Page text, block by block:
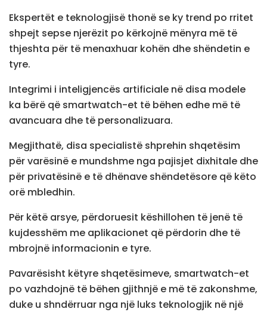
Ekspertët e teknologjisë thonë se ky trend po rritet
shpejt sepse njerëzit po kërkojnë mënyra më të
thjeshta për të menaxhuar kohën dhe shëndetin e
tyre.
Integrimi i inteligjencës artificiale në disa modele
ka bërë që smartwatch-et të bëhen edhe më të
avancuara dhe të personalizuara.
Megjithatë, disa specialistë shprehin shqetësim
për varësinë e mundshme nga pajisjet dixhitale dhe
për privatësinë e të dhënave shëndetësore që këto
orë mbledhin.
Për këtë arsye, përdoruesit këshillohen të jenë të
kujdesshëm me aplikacionet që përdorin dhe të
mbrojnë informacionin e tyre.
Pavarësisht këtyre shqetësimeve, smartwatch-et
po vazhdojnë të bëhen gjithnjë e më të zakonshme,
duke u shndërruar nga një luks teknologjik në një